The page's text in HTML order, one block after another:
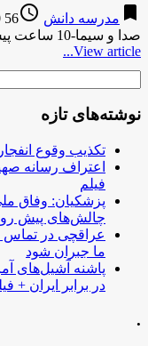
bookmark مدرسه دانش access_time
56 years ago
صدا و سیما-10 ساعت پیش سایت خبری زندگی ابزار رسانه
View article...
نوشته‌های تازه
تکذیب وقوع
اعتراف رسانه
فیلم
پزشکیان: وفاق
چالش‌های پیش
عراقچی در تماس
ما جبران شود
پاشنه آشیل‌های
در برابر ایران +
.